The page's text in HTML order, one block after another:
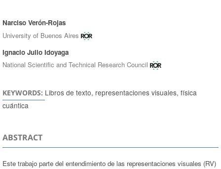
Authors
Narciso Verón-Rojas
University of Buenos Aires
Ignacio Julio Idoyaga
National Scientific and Technical Research Council
KEYWORDS: Libros de texto, representaciones visuales, física
cuántica
ABSTRACT
Este trabajo parte del entendimiento de las representaciones visuales (RV)